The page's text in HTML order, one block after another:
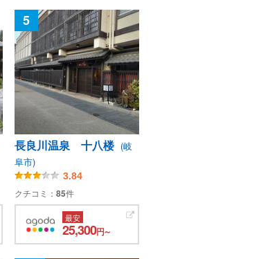
5
長良川温泉 十八楼 (岐
阜市)
3.84
クチコミ： 85件
最安
25,300円～